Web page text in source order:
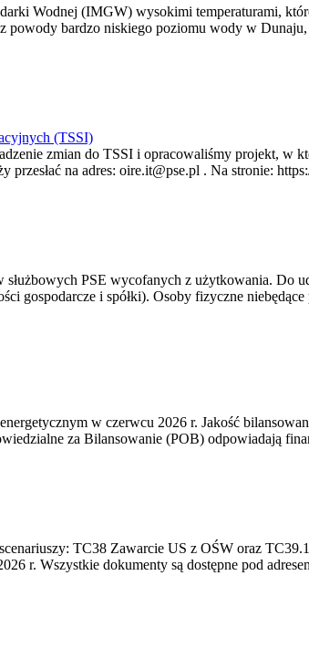
Wodnej (IMGW) wysokimi temperaturami,
bardzo niskiego poziomu wody w
(TSSI)
zmian do TSSI i opracowaliśmy projekt, w
na adres: oire.it@pse.pl . Na stronie:
służbowych PSE wycofanych z użytkowania.
gospodarcze i spółki). Osoby fizyczne
w czerwcu 2026 r. Jakość
za Bilansowanie (POB) odpowiadają
TC38 Zawarcie US z OŚW oraz
r. Wszystkie dokumenty są dostępne pod